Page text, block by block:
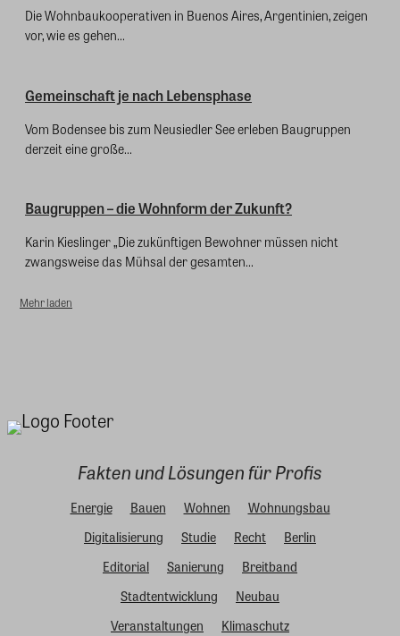
Die Wohnbaukooperativen in Buenos Aires, Argentinien, zeigen
vor, wie es gehen...
Gemeinschaft je nach Lebensphase
Vom Bodensee bis zum Neusiedler See erleben Baugruppen
derzeit eine große...
Baugruppen – die Wohnform der Zukunft?
Karin Kieslinger „Die zukünftigen Bewohner müssen nicht
zwangsweise das Mühsal der gesamten...
Mehr laden
Fakten und Lösungen für Profis
Energie Bauen Wohnen
Wohnungsbau
Digitalisierung
Studie Recht
Berlin
Editorial
Sanierung
Breitband
Stadtentwicklung
Neubau
Veranstaltungen
Klimaschutz